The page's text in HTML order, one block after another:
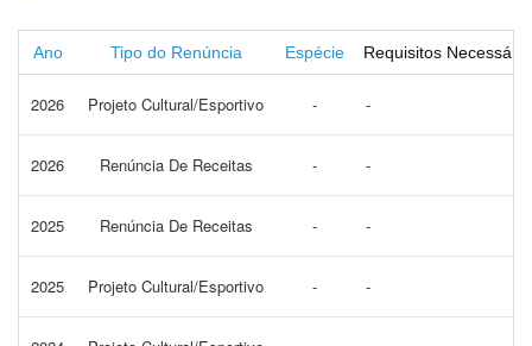
Ano Tipo do Renúncia Espécie Requisitos
2026 Projeto Cultural/Esportivo - -
2026 Renúncia De Receitas - -
2025 Renúncia De Receitas - -
2025 Projeto Cultural/Esportivo - -